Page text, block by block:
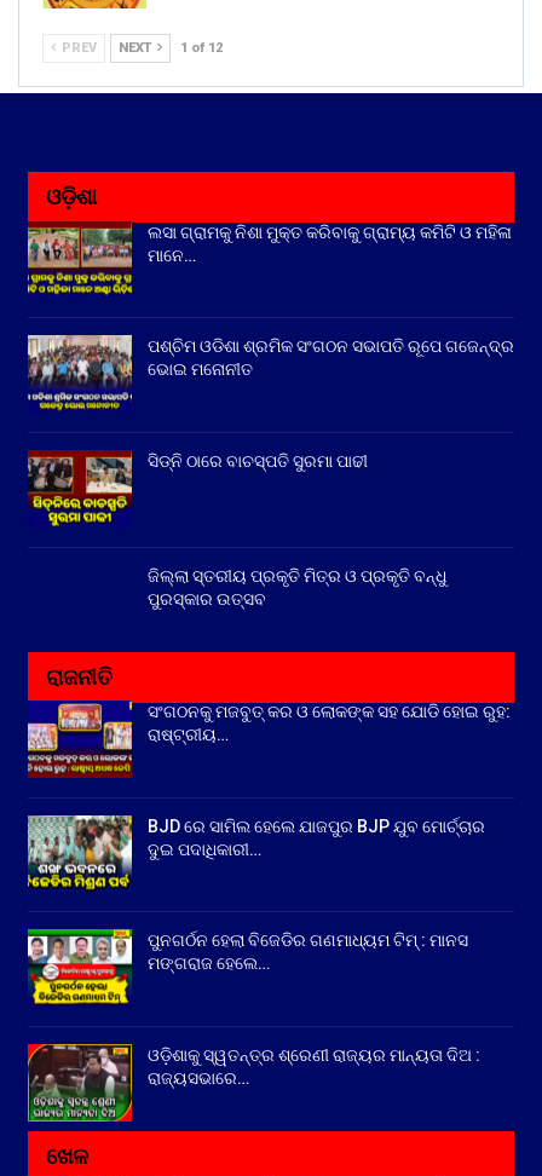
PREV NEXT 1 of 12
ଓଡ଼ିଶା
ଲସା ଗ୍ରାମକୁ ନିଶା ମୁକ୍ତ କରିବାକୁ ଗ୍ରାମ୍ୟ କମିଟି ଓ ମହିଳା
ମାନେ…
ପଶ୍ଚିମ ଓଡିଶା ଶ୍ରମିକ ସଂଗଠନ ସଭାପତି ରୂପେ ଗଜେନ୍ଦ୍ର
ଭୋଇ ମନୋନୀତ
ସିଡ୍‌ନି ଠାରେ ବାଚସ୍ପତି ସୁରମା ପାଢୀ
ଜିଲ୍ଲା ସ୍ତରୀୟ ପ୍ରକୃତି ମିତ୍ର ଓ ପ୍ରକୃତି ବନ୍ଧୁ
ପୁରସ୍କାର ଉତ୍ସବ
ରାଜନୀତି
ସଂଗଠନକୁ ମଜବୁତ୍ କର ଓ ଲୋକଙ୍କ ସହ ଯୋଡି ହୋଇ ରୁହ:
ରାଷ୍ଟ୍ରୀୟ…
BJD ରେ ସାମିଲ ହେଲେ ଯାଜପୁର BJP ଯୁବ ମୋର୍ଚ୍ଚାର
ଦୁଇ ପଦାଧିକାରୀ…
ପୁନଗର୍ଠନ ହେଲା ବିଜେଡିର ଗଣମାଧ୍ୟମ ଟିମ୍ : ମାନସ
ମଙ୍ଗରାଜ ହେଲେ…
ଓଡ଼ିଶାକୁ ସ୍ୱତନ୍ତ୍ର ଶ୍ରେଣୀ ରାଜ୍ୟର ମାନ୍ୟତା ଦିଅ :
ରାଜ୍ୟସଭାରେ…
ଖେଳ